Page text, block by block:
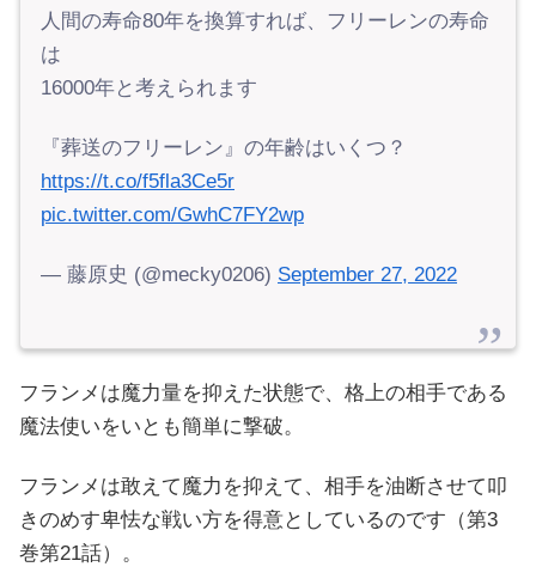
人間の寿命80年を換算すれば、フリーレンの寿命
は
16000年と考えられます
『葬送のフリーレン』の年齢はいくつ？
https://t.co/f5fla3Ce5r
pic.twitter.com/GwhC7FY2wp
— 藤原史 (@mecky0206) September 27, 2022
フランメは魔力量を抑えた状態で、格上の相手である
魔法使いをいとも簡単に撃破。
フランメは敢えて魔力を抑えて、相手を油断させて叩
きのめす卑怯な戦い方を得意としているのです（第3
巻第21話）。